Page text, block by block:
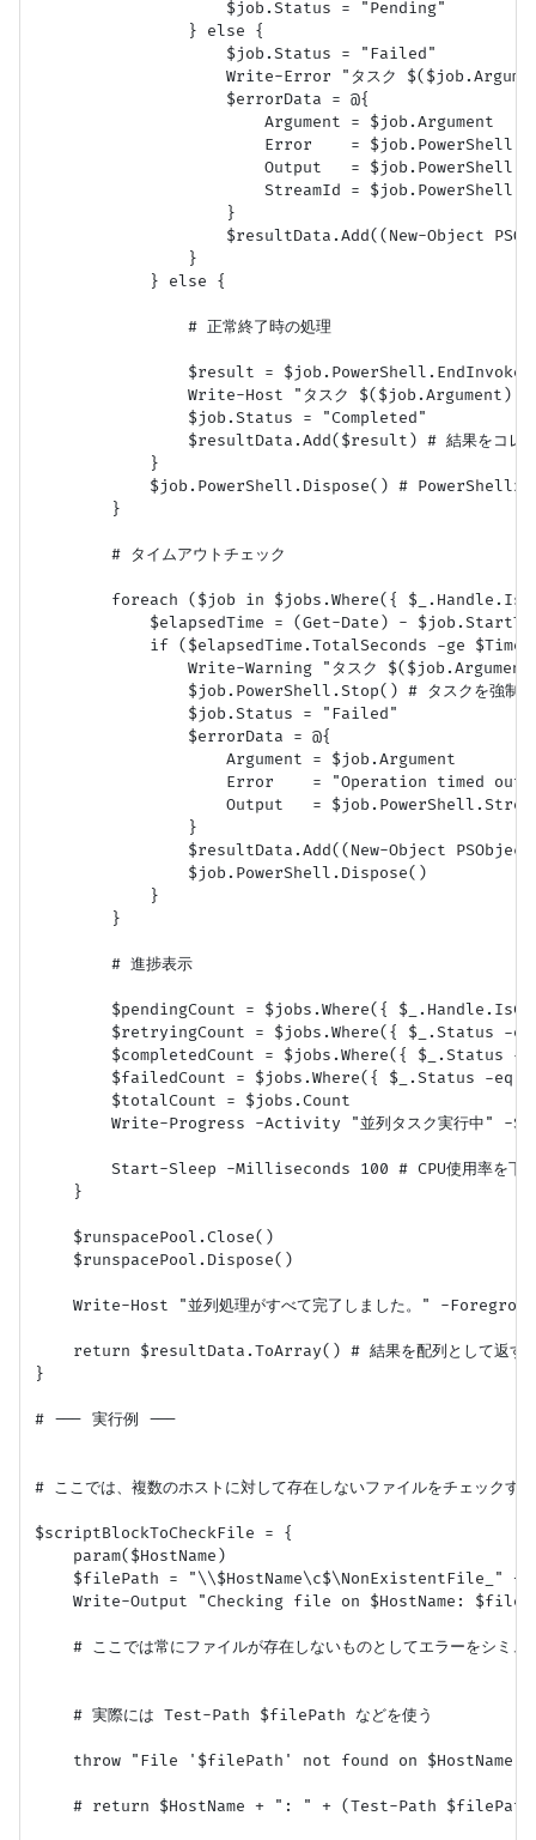
                    $job.Status = "Pending"
                } else {
                    $job.Status = "Failed"
Write-Error "タスク
                    $errorData = @{
                        Argument = $job.Argument
Error    =
Output   =
StreamId =
                    }
$resultData.Add((New-Object
                }
            } else {
                # 正常終了時の処理
$result =
Write-Host "タスク $($job.Argument)
                $job.Status = "Completed"
$resultData.Add($result) # 結果をコレク
            }
$job.PowerShell.Dispose() # PowerShellオブ
        }
        # タイムアウトチェック
foreach ($job in $jobs.Where({
$elapsedTime = (Get-Date) -
if ($elapsedTime.TotalSeconds -ge
Write-Warning "タスク $($job.Argument)
$job.PowerShell.Stop() # タスクを強制
                $job.Status = "Failed"
                $errorData = @{
                    Argument = $job.Argument
Error    = "Operation timed out
Output   =
                }
$resultData.Add((New-Object
                $job.PowerShell.Dispose()
            }
        }
        # 進捗表示
$pendingCount = $jobs.Where({
$retryingCount = $jobs.Where({ $_.Status -
$completedCount = $jobs.Where({ $_.Status -
$failedCount = $jobs.Where({ $_.Status -eq
        $totalCount = $jobs.Count
Write-Progress -Activity "並列タスク実行中"
Start-Sleep -Milliseconds 100 # CPU使用率を下げ
    }
    $runspacePool.Close()
    $runspacePool.Dispose()
Write-Host "並列処理がすべて完了しました。" -
    return $resultData.ToArray() # 結果を配列として返す
}
# --- 実行例 ---
# ここでは、複数のホストに対して存在しないファイルをチェックす
$scriptBlockToCheckFile = {
    param($HostName)
$filePath = "\\$HostName\c$\NonExistentFile_" +
Write-Output "Checking file on $HostName:
# ここでは常にファイルが存在しないものとしてエラーをシミ
    # 実際には Test-Path $filePath などを使う
    throw "File '$filePath' not found on $HostName."
# return $HostName + ": " + (Test-Path